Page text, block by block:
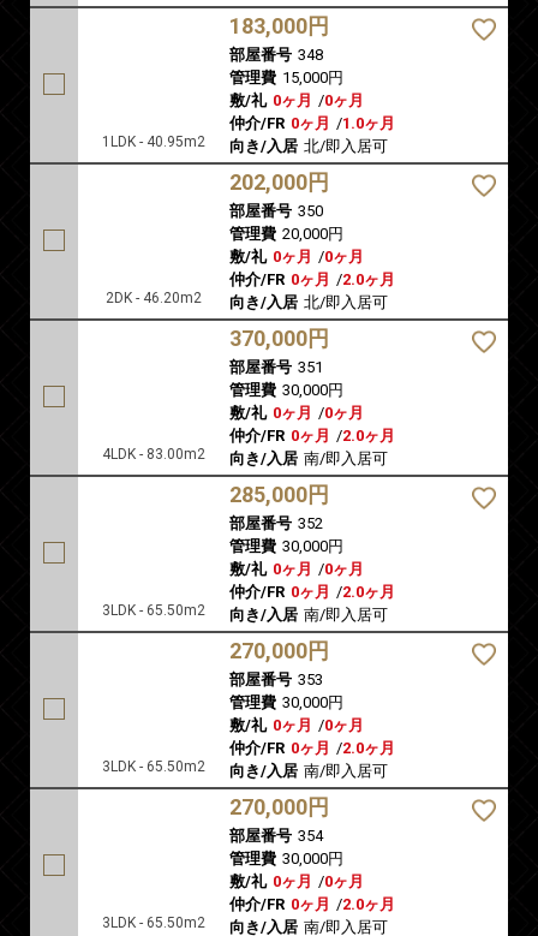
1LDK - 40.95m2
183,000円
部屋番号 348
管理費 15,000円
敷/礼 0ヶ月 /0ヶ月
仲介/FR 0ヶ月 /1.0ヶ月
向き/入居 北/即入居可
2DK - 46.20m2
202,000円
部屋番号 350
管理費 20,000円
敷/礼 0ヶ月 /0ヶ月
仲介/FR 0ヶ月 /2.0ヶ月
向き/入居 北/即入居可
4LDK - 83.00m2
370,000円
部屋番号 351
管理費 30,000円
敷/礼 0ヶ月 /0ヶ月
仲介/FR 0ヶ月 /2.0ヶ月
向き/入居 南/即入居可
3LDK - 65.50m2
285,000円
部屋番号 352
管理費 30,000円
敷/礼 0ヶ月 /0ヶ月
仲介/FR 0ヶ月 /2.0ヶ月
向き/入居 南/即入居可
3LDK - 65.50m2
270,000円
部屋番号 353
管理費 30,000円
敷/礼 0ヶ月 /0ヶ月
仲介/FR 0ヶ月 /2.0ヶ月
向き/入居 南/即入居可
3LDK - 65.50m2
270,000円
部屋番号 354
管理費 30,000円
敷/礼 0ヶ月 /0ヶ月
仲介/FR 0ヶ月 /2.0ヶ月
向き/入居 南/即入居可